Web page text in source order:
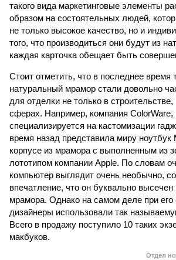
такого вида маркетинговые элементы
образом на состоятельных людей,
не только высокое качество, но и
того, что производиться они будут из
каждая карточка обещает быть
Стоит отметить, что в последнее время
натуральный мрамор стали довольно
для отделки не только в строительстве,
сферах. Например, компания ColorWare,
специализируется на кастомизации
время назад представила миру ноутбук
корпусе из мрамора с выполненным из
лототипом компании Apple. По словам
компьютер выглядит очень необычно,
впечатление, что он буквально высечен
мрамора. Однако на самом деле при его
дизайнеры использовали так
Всего в продажу поступило 10 таких
макбуков.
Отдел